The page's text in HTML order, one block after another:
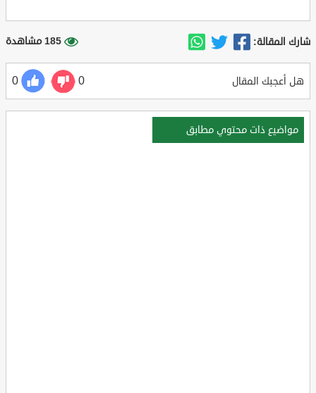
شارك المقالة: 185 مشاهدة
هل أعجبك المقال 0
0
مواضيع ذات محتوي مطابق